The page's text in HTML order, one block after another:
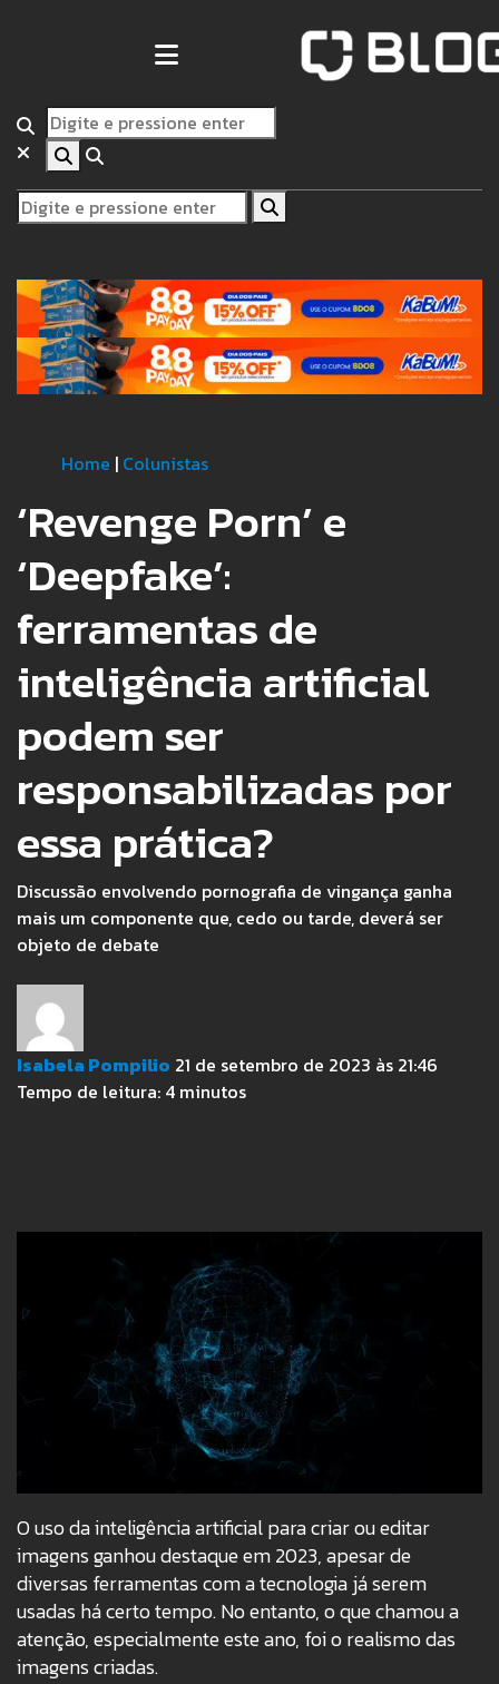
Home | Colunistas
‘Revenge Porn’ e
‘Deepfake’:
ferramentas de
inteligência artificial
podem ser
responsabilizadas por
essa prática?
Discussão envolvendo pornografia de vingança ganha
mais um componente que, cedo ou tarde, deverá ser
objeto de debate
Isabela Pompilio 21 de setembro de 2023 às 21:46
Tempo de leitura: 4 minutos
O uso da inteligência artificial para criar ou editar
imagens ganhou destaque em 2023, apesar de
diversas ferramentas com a tecnologia já serem
usadas há certo tempo. No entanto, o que chamou a
atenção, especialmente este ano, foi o realismo das
imagens criadas.